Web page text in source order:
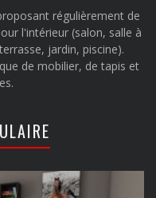
régulièrement de
l'intérieur (salon, salle à
jardin, piscine).
de mobilier, de tapis et